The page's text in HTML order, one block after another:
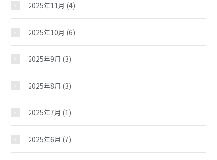
平和町児童館
おしらせ
じどうかんだより
2025年11月 (4)
2025年10月 (6)
2025年9月 (3)
2025年8月 (3)
2025年7月 (1)
2025年6月 (7)